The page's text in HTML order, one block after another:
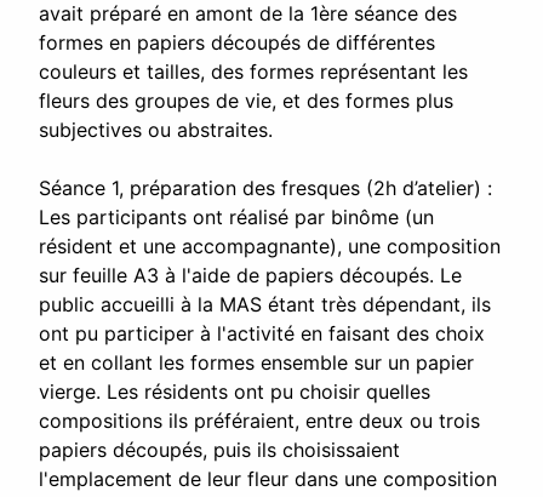
avait préparé en amont de la 1ère séance des
formes en papiers découpés de différentes
couleurs et tailles, des formes représentant les
fleurs des groupes de vie, et des formes plus
subjectives ou abstraites.
Séance 1, préparation des fresques (2h d’atelier) :
Les participants ont réalisé par binôme (un
résident et une accompagnante), une composition
sur feuille A3 à l'aide de papiers découpés. Le
public accueilli à la MAS étant très dépendant, ils
ont pu participer à l'activité en faisant des choix
et en collant les formes ensemble sur un papier
vierge. Les résidents ont pu choisir quelles
compositions ils préféraient, entre deux ou trois
papiers découpés, puis ils choisissaient
l'emplacement de leur fleur dans une composition